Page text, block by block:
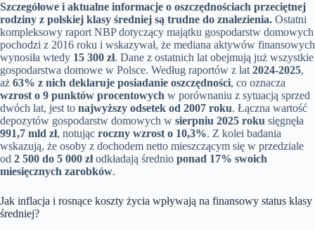
Szczegółowe i aktualne informacje o oszczędnościach przeciętnej
rodziny z polskiej klasy średniej są trudne do znalezienia. Ostatni
kompleksowy raport NBP dotyczący majątku gospodarstw domowych
pochodzi z 2016 roku i wskazywał, że mediana aktywów finansowych
wynosiła wtedy 15 300 zł. Dane z ostatnich lat obejmują już wszystkie
gospodarstwa domowe w Polsce. Według raportów z lat 2024-2025,
aż 63% z nich deklaruje posiadanie oszczędności, co oznacza
wzrost o 9 punktów procentowych w porównaniu z sytuacją sprzed
dwóch lat, jest to najwyższy odsetek od 2007 roku. Łączna wartość
depozytów gospodarstw domowych w sierpniu 2025 roku sięgnęła
991,7 mld zł, notując roczny wzrost o 10,3%. Z kolei badania
wskazują, że osoby z dochodem netto mieszczącym się w przedziale
od 2 500 do 5 000 złodkładają średnio ponad 17% swoich
miesięcznych zarobków.
Jak inflacja i rosnące koszty życia wpływają na finansowy status klasy
średniej?